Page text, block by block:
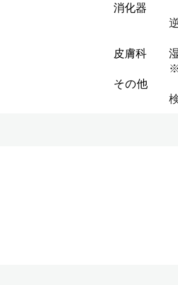
消化器
逆流性食
皮膚科 湿
※軽度の
その他
検査結